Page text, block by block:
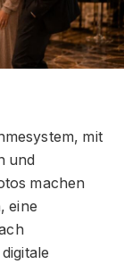
mit
und
machen
eine